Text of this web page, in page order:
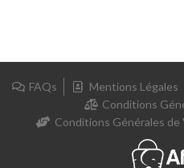
FAQs Mentions Légales
Conditions
Conditions Générales de